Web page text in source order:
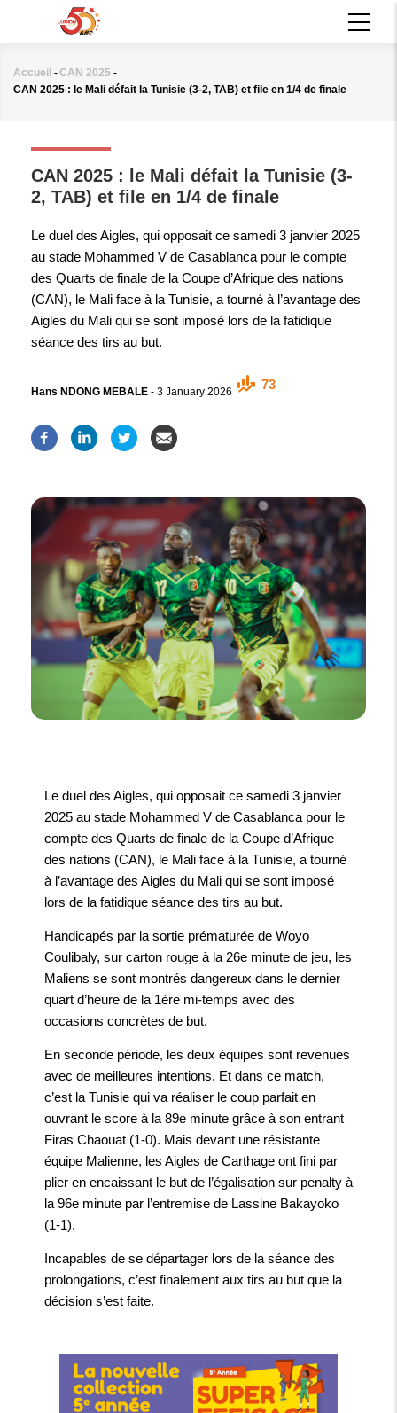
principal
Fil
Accueil -CAN 2025 -
CAN 2025 : le Mali défait la Tunisie (3-2, TAB) et file en 1/4 de finale
CAN 2025 : le Mali défait la Tunisie (3-
2, TAB) et file en 1/4 de finale
Le duel des Aigles, qui opposait ce samedi 3 janvier 2025
au stade Mohammed V de Casablanca pour le compte
des Quarts de finale de la Coupe d’Afrique des nations
(CAN), le Mali face à la Tunisie, a tourné à l’avantage des
Aigles du Mali qui se sont imposé lors de la fatidique
séance des tirs au but.
Hans NDONG MEBALE - 3 January 2026
73
Le duel des Aigles, qui opposait ce samedi 3 janvier
2025 au stade Mohammed V de Casablanca pour le
compte des Quarts de finale de la Coupe d’Afrique
des nations (CAN), le Mali face à la Tunisie, a tourné
à l’avantage des Aigles du Mali qui se sont imposé
lors de la fatidique séance des tirs au but.
Handicapés par la sortie prématurée de Woyo
Coulibaly, sur carton rouge à la 26e minute de jeu, les
Maliens se sont montrés dangereux dans le dernier
quart d’heure de la 1ère mi-temps avec des
occasions concrètes de but.
En seconde période, les deux équipes sont revenues
avec de meilleures intentions. Et dans ce match,
c’est la Tunisie qui va réaliser le coup parfait en
ouvrant le score à la 89e minute grâce à son entrant
Firas Chaouat (1-0). Mais devant une résistante
équipe Malienne, les Aigles de Carthage ont fini par
plier en encaissant le but de l’égalisation sur penalty à
la 96e minute par l’entremise de Lassine Bakayoko
(1-1).
Incapables de se départager lors de la séance des
prolongations, c’est finalement aux tirs au but que la
décision s’est faite.